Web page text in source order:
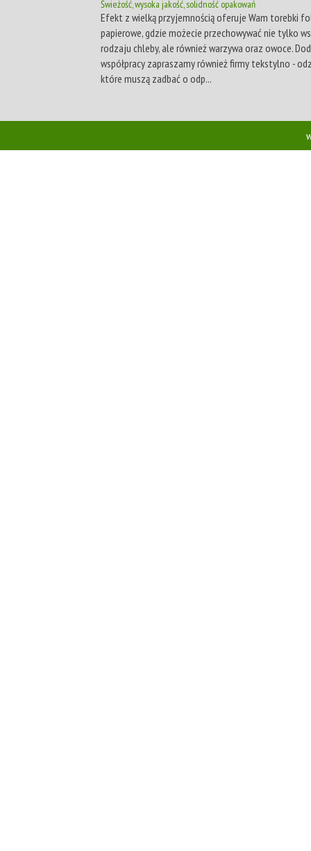
Świeżość, wysoka jakość, solidność opakowań
Efekt z wielką przyjemnością oferuje Wam torebki
papierowe, gdzie możecie przechowywać nie tylko
rodzaju chleby, ale również warzywa oraz owoce.
współpracy zapraszamy również firmy tekstylno -
które muszą zadbać o odp...